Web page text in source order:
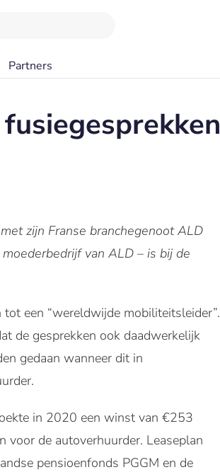
Partners
zijn Franse branchegenoot ALD
van ALD – is bij de
een “wereldwijde mobiliteitsleider”.
de gesprekken ook daadwerkelijk
gedaan wanneer dit in
in 2020 een winst van €253
de autoverhuurder. Leaseplan
pensioenfonds PGGM en de